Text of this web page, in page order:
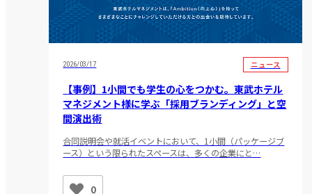
2026/03/17 ニュース
【事例】1小間でも学生の心をつかむ。東武ホテル
マネジメント様に学ぶ「採用ブランディング」と空
間演出術
合同説明会や就活イベントにおいて、1小間（パッケージブ
ース）という限られたスペースは、多くの企業にと…
0